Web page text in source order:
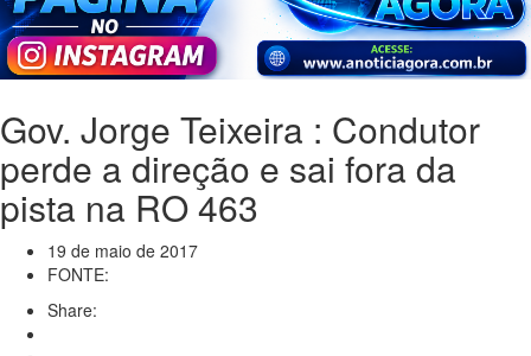
Gov. Jorge Teixeira : Condutor
perde a direção e sai fora da
pista na RO 463
19 de maio de 2017
FONTE:
Share: